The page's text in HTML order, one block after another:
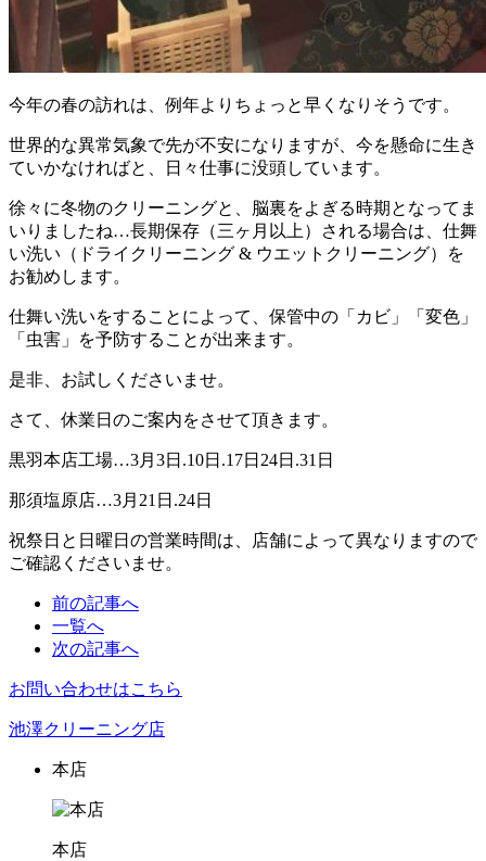
今年の春の訪れは、例年よりちょっと早くなりそうです。
世界的な異常気象で先が不安になりますが、今を懸命に生き
ていかなければと、日々仕事に没頭しています。
徐々に冬物のクリーニングと、脳裏をよぎる時期となってま
いりましたね…長期保存（三ヶ月以上）される場合は、仕舞
い洗い（ドライクリーニング & ウエットクリーニング）を
お勧めします。
仕舞い洗いをすることによって、保管中の「カビ」「変色」
「虫害」を予防することが出来ます。
是非、お試しくださいませ。
さて、休業日のご案内をさせて頂きます。
黒羽本店工場…3月3日.10日.17日24日.31日
那須塩原店…3月21日.24日
祝祭日と日曜日の営業時間は、店舗によって異なりますので
ご確認くださいませ。
前の記事へ
一覧へ
次の記事へ
お問い合わせはこちら
池澤クリーニング店
本店
本店